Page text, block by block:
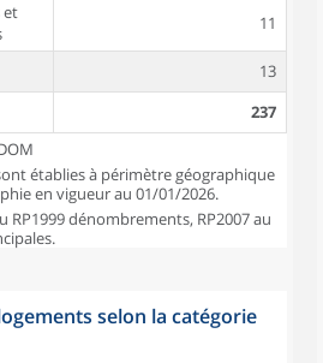
et
11
13
237
établies à périmètre géographique
en vigueur au 01/01/2026.
RP1999 dénombrements, RP2007 au
selon la catégorie